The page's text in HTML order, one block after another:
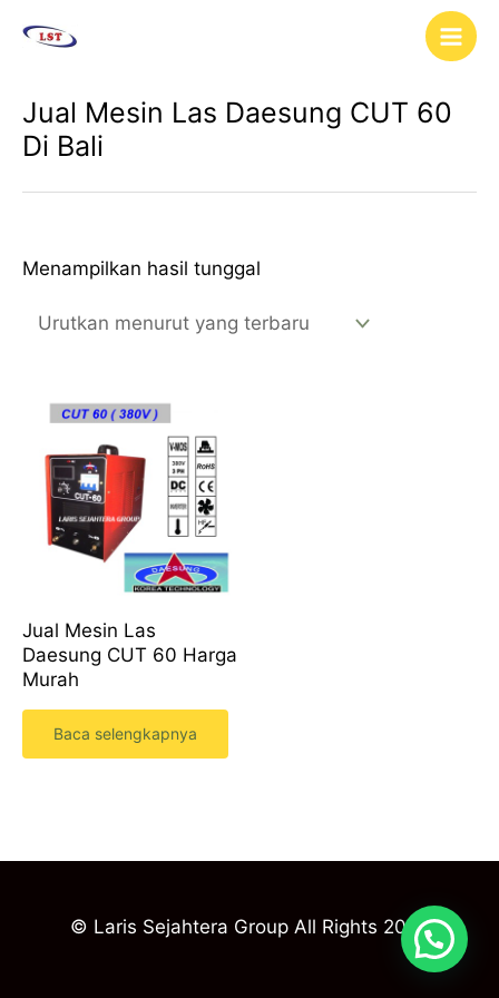
Main
Jual Mesin Las Daesung CUT 60
Di Bali
Menampilkan hasil tunggal
Jual Mesin Las
Daesung CUT 60 Harga
Murah
Baca selengkapnya
© Laris Sejahtera Group All Rights 2023